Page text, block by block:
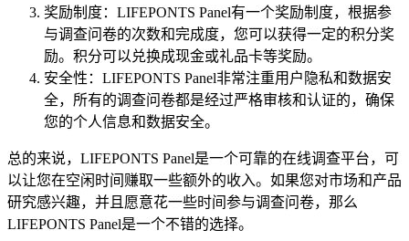
奖励制度：LIFEPONTS Panel有一个奖励制度，根据参
与调查问卷的次数和完成度，您可以获得一定的积分奖
励。积分可以兑换成现金或礼品卡等奖励。
安全性：LIFEPONTS Panel非常注重用户隐私和数据安
全，所有的调查问卷都是经过严格审核和认证的，确保
您的个人信息和数据安全。
总的来说，LIFEPONTS Panel是一个可靠的在线调查平台，可
以让您在空闲时间赚取一些额外的收入。如果您对市场和产品
研究感兴趣，并且愿意花一些时间参与调查问卷，那么
LIFEPONTS Panel是一个不错的选择。